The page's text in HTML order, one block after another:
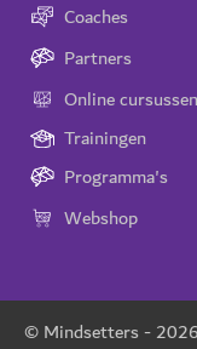
Coaches
Partners
Online cursussen
Trainingen
Programma's
Webshop
© Mindsetters -2026